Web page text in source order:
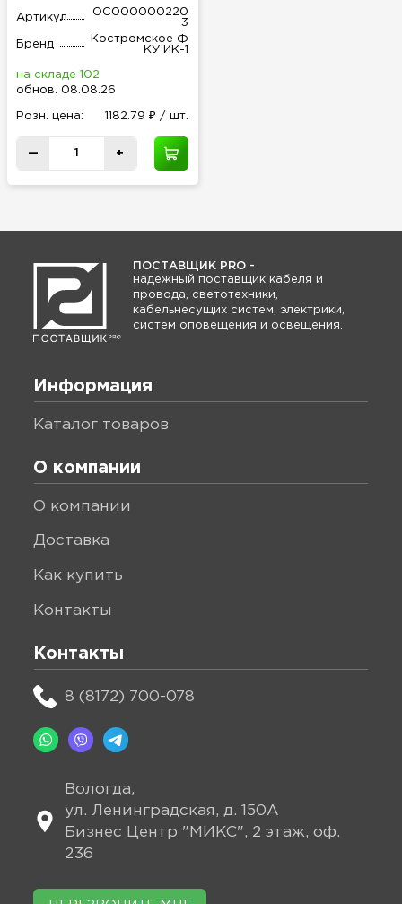
Артикул
ОС000000220
3
Бренд
Костромское Ф
КУ ИК-1
на складе 102
обнов. 08.08.26
Розн цена: 1182.79 ₽ / шт.
— +
ПОСТАВЩИК PRO -
надежный поставщик кабеля и
провода, светотехники,
кабельнесущих систем, электрики,
систем оповещения и освещения.
Информация
каталог товаров
О компании
о компании
доставка
как купить
контакты
Контакты
8 (8172) 700-078
Вологда,
ул. Ленинградская, д. 150А
Бизнес Центр "МИКС", 2 этаж, оф.
236